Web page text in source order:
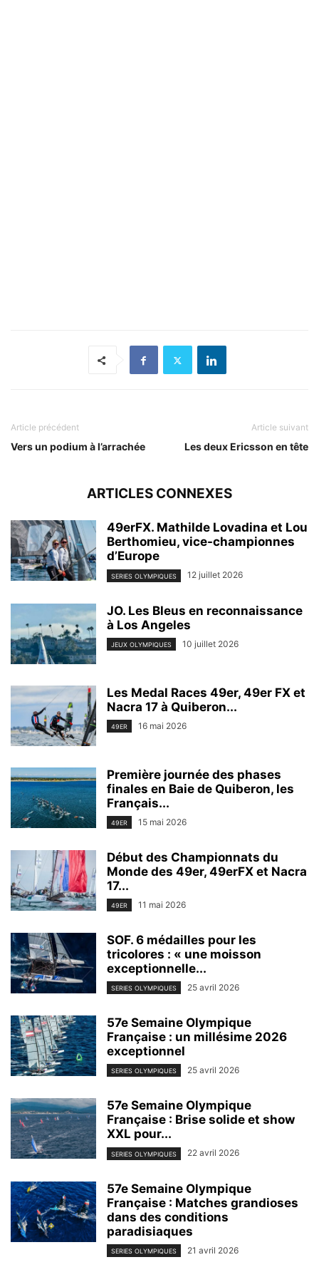
Article précédent
Vers un podium à l’arrachée
Article suivant
Les deux Ericsson en tête
ARTICLES CONNEXES
49erFX. Mathilde Lovadina et Lou
Berthomieu, vice-championnes
d’Europe
SERIES OLYMPIQUES 12 juillet 2026
JO. Les Bleus en reconnaissance
à Los Angeles
JEUX OLYMPIQUES 10 juillet 2026
Les Medal Races 49er, 49er FX et
Nacra 17 à Quiberon...
49ER 16 mai 2026
Première journée des phases
finales en Baie de Quiberon, les
Français...
49ER 15 mai 2026
Début des Championnats du
Monde des 49er, 49erFX et Nacra
17...
49ER 11 mai 2026
SOF. 6 médailles pour les
tricolores : « une moisson
exceptionnelle...
SERIES OLYMPIQUES 25 avril 2026
57e Semaine Olympique
Française : un millésime 2026
exceptionnel
SERIES OLYMPIQUES 25 avril 2026
57e Semaine Olympique
Française : Brise solide et show
XXL pour...
SERIES OLYMPIQUES 22 avril 2026
57e Semaine Olympique
Française : Matches grandioses
dans des conditions
paradisiaques
SERIES OLYMPIQUES 21 avril 2026